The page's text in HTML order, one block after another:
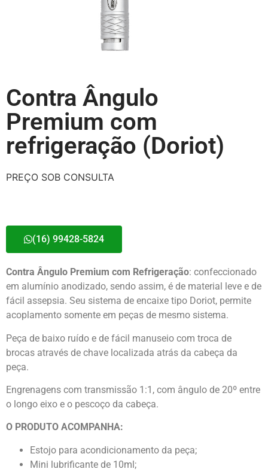
Contra Ângulo
Premium com
refrigeração (Doriot)
PREÇO SOB CONSULTA
(16) 99428-5824
Contra Ângulo Premium com Refrigeração: confeccionado
em alumínio anodizado, sendo assim, é de material leve e de
fácil assepsia. Seu sistema de encaixe tipo Doriot, permite
acoplamento somente em peças de mesmo sistema.
Peça de baixo ruído e de fácil manuseio com troca de
brocas através de chave localizada atrás da cabeça da
peça.
Engrenagens com transmissão 1:1, com ângulo de 20º entre
o longo eixo e o pescoço da cabeça.
O PRODUTO ACOMPANHA:
Estojo para acondicionamento da peça;
Mini lubrificante de 10ml;